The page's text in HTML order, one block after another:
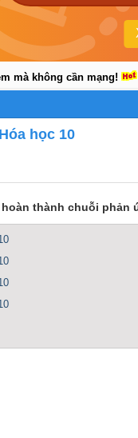
mà không cần mạng!
học 10
thành chuỗi phản